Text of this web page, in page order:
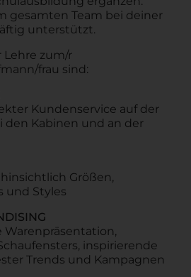
gesamten Team bei deiner
unterstützt.
Lehre zum/r
frau sind:
Kundenservice auf der
den Kabinen und an der
Größen,
und Styles
Warenpräsentation,
inspirierende
Trends und Kampagnen